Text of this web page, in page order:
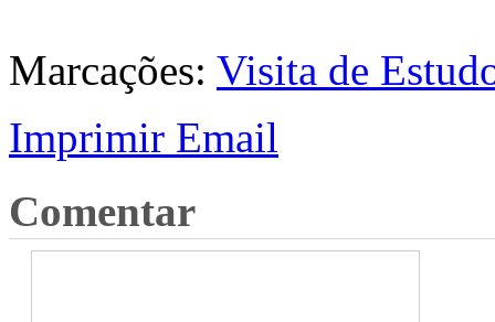
Marcações: Visita de
Imprimir Email
Comentar